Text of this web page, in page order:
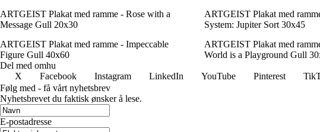
ARTGEIST Plakat med ramme - Rose with a
Message Gull 20x30
ARTGEIST Plakat med
System: Jupiter Sort 30x45
ARTGEIST Plakat med ramme - Impeccable
Figure Gull 40x60
ARTGEIST Plakat med
World is a Playground Gull
Del med omhu
X
Facebook Instagram LinkedIn YouTube Pinterest
Følg med - få vårt nyhetsbrev
Nyhetsbrevet du faktisk ønsker å lese.
E-postadresse